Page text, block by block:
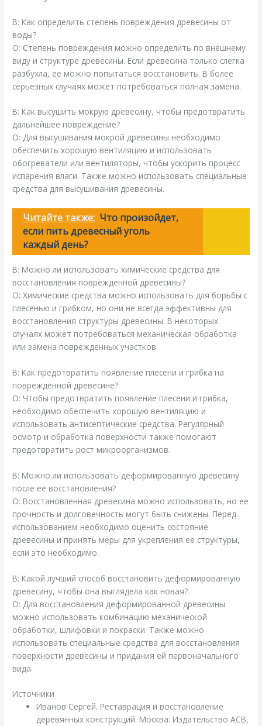
В: Как определить степень повреждения древесины от
воды?
О: Степень повреждения можно определить по внешнему
виду и структуре древесины. Если древесина только слегка
разбухла, ее можно попытаться восстановить. В более
серьезных случаях может потребоваться полная замена.
В: Как высушить мокрую древесину, чтобы предотвратить
дальнейшее повреждение?
О: Для высушивания мокрой древесины необходимо
обеспечить хорошую вентиляцию и использовать
обогреватели или вентиляторы, чтобы ускорить процесс
испарения влаги. Также можно использовать специальные
средства для высушивания древесины.
Читайте также: Что произойдет,
если пить древесный уголь
каждый день?
В: Можно ли использовать химические средства для
восстановления поврежденной древесины?
О: Химические средства можно использовать для борьбы с
плесенью и грибком, но они не всегда эффективны для
восстановления структуры древесины. В некоторых
случаях может потребоваться механическая обработка
или замена поврежденных участков.
В: Как предотвратить появление плесени и грибка на
поврежденной древесине?
О: Чтобы предотвратить появление плесени и грибка,
необходимо обеспечить хорошую вентиляцию и
использовать антисептические средства. Регулярный
осмотр и обработка поверхности также помогают
предотвратить рост микроорганизмов.
В: Можно ли использовать деформированную древесину
после ее восстановления?
О: Восстановленная древесина можно использовать, но ее
прочность и долговечность могут быть снижены. Перед
использованием необходимо оценить состояние
древесины и принять меры для укрепления ее структуры,
если это необходимо.
В: Какой лучший способ восстановить деформированную
древесину, чтобы она выглядела как новая?
О: Для восстановления деформированной древесины
можно использовать комбинацию механической
обработки, шлифовки и покраски. Также можно
использовать специальные средства для восстановления
поверхности древесины и придания ей первоначального
вида.
Источники
Иванов Сергей. Реставрация и восстановление
деревянных конструкций. Москва: Издательство АСВ,